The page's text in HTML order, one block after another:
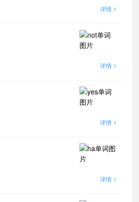
详情 >
详情 >
详情 >
详情 >